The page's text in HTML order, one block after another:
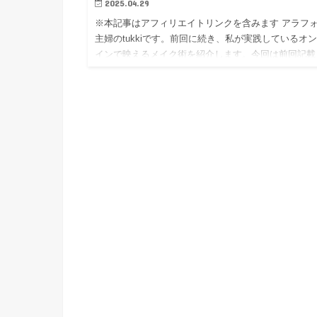
2025.04.29
※本記事はアフィリエイトリンクを含みます アラフ
主婦のtukkiです。前回に続き、私が実践しているオ
インで映えるメイク術を紹介します。今回は前回記載